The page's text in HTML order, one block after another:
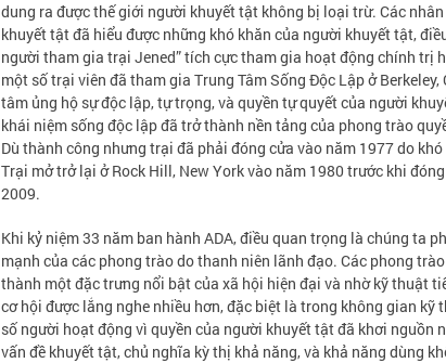
dung ra được thế giới người khuyết tật không bị loại trừ. Các
khuyết tật đã hiểu được những khó khăn của người khuyết tật,
người tham gia trại Jened” tích cực tham gia hoạt động chính trị
một số trại viên đã tham gia Trung Tâm Sống Độc Lập ở
tâm ủng hộ sự độc lập, tự trọng, và quyền tự quyết của người
khái niệm sống độc lập đã trở thành nền tảng của phong trào
Dù thành công nhưng trại đã phải đóng cửa vào năm 1977 do
Trại mở trở lại ở Rock Hill, New York vào năm 1980 trước khi
2009.
Khi kỷ niệm 33 năm ban hành ADA, điều quan trọng là chúng ta
mạnh của các phong trào do thanh niên lãnh đạo. Các phong
thành một đặc trưng nổi bật của xã hội hiện đại và nhờ kỹ thuật
cơ hội được lắng nghe nhiều hơn, đặc biệt là trong không gian kỹ
số người hoạt động vì quyền của người khuyết tật đã khơi nguồn
vấn đề khuyết tật, chủ nghĩa kỳ thị khả năng, và khả năng dùng